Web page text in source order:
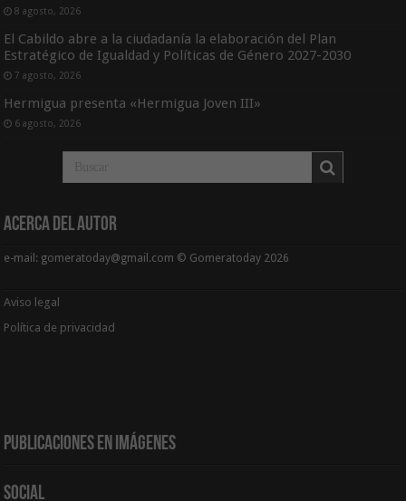
8 agosto, 2026
El Cabildo abre a la ciudadanía la elaboración del Plan
Estratégico de Igualdad y Políticas de Género 2027-2030
7 agosto, 2026
Hermigua presenta «Hermigua Joven III»
6 agosto, 2026
Acerca del Autor
e-mail: gomeratoday@gmail.com © Gomeratoday 2026
Aviso legal
Política de privacidad
Publicaciones en Imágenes
Social